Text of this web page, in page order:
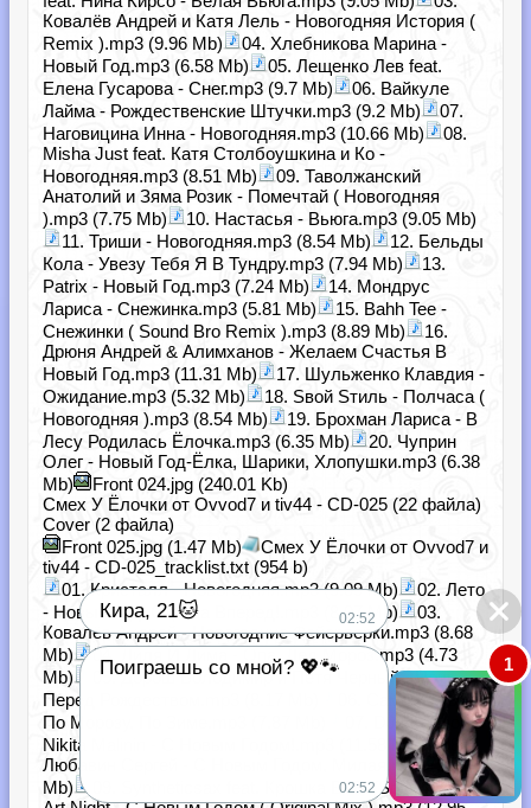
Ковалёв Андрей и Катя Лель - Новогодняя История (
Remix ).mp3 (9.96 Mb)
04. Хлебникова Марина -
Новый Год.mp3 (6.58 Mb)
05. Лещенко Лев feat.
Елена Гусарова - Снег.mp3 (9.7 Mb)
06. Вайкуле
Лайма - Рождественские Штучки.mp3 (9.2 Mb)
07.
Наговицина Инна - Новогодняя.mp3 (10.66 Mb)
08.
Misha Just feat. Катя Столбоушкина и Ко -
Новогодняя.mp3 (8.51 Mb)
09. Таволжанский
Анатолий и Зяма Розик - Помечтай ( Новогодняя
).mp3 (7.75 Mb)
10. Настасья - Вьюга.mp3 (9.05 Mb)
11. Триши - Новогодняя.mp3 (8.54 Mb)
12. Бельды
Кола - Увезу Тебя Я В Тундру.mp3 (7.94 Mb)
13.
Patrix - Новый Год.mp3 (7.24 Mb)
14. Мондрус
Лариса - Снежинка.mp3 (5.81 Mb)
15. Bahh Tee -
Снежинки ( Sound Bro Remix ).mp3 (8.89 Mb)
16.
Дрюня Андрей & Алимханов - Желаем Счастья В
Новый Год.mp3 (11.31 Mb)
17. Шульженко Клавдия -
Ожидание.mp3 (5.32 Mb)
18. Sвой Sтиль - Полчаса (
Новогодняя ).mp3 (8.54 Mb)
19. Брохман Лариса - В
Лесу Родилась Ёлочка.mp3 (6.35 Mb)
20. Чуприн
Олег - Новый Год-Ёлка, Шарики, Хлопушки.mp3 (6.38
Mb)
Front 024.jpg (240.01 Kb)
Смех У Ёлочки от Ovvod7 и tiv44 - CD-025 (22 файла)
Cover (2 файла)
Front 025.jpg (1.47 Mb)
Смех У Ёлочки от Ovvod7 и
tiv44 - CD-025_tracklist.txt (954 b)
01. Кристалл - Новогодняя.mp3 (9.09 Mb)
02. Лето
- Новый Год, Страна Вперед!.mp3 (8.07 Mb)
03.
Ковалёв Андрей - Новогодние Фейерверки.mp3 (8.68
Mb)
04. Лиля И Дима - Опа, Дед Мороз.mp3 (4.73
Mb)
05. Дорош Володимир и Петя Черный - Ночь
Перед Рождеством.mp3 (8.17 Mb)
06. Самоцветы -
По Морозу, По Зиме.mp3 (7.87 Mb)
07. DJ Nejtrino &
Nikita Malinin - С Новым Годом!.mp3 (11.58 Mb)
08.
Любавин Сергей - С Новым Годом, Милая.mp3 (9.51
Mb)
09. Syntheticsax feat. Крошка Bi-Bi (Sofamusic) &
Кира, 21🐱 02:52
Поиграешь со мной? 💖🐾
02:52
1